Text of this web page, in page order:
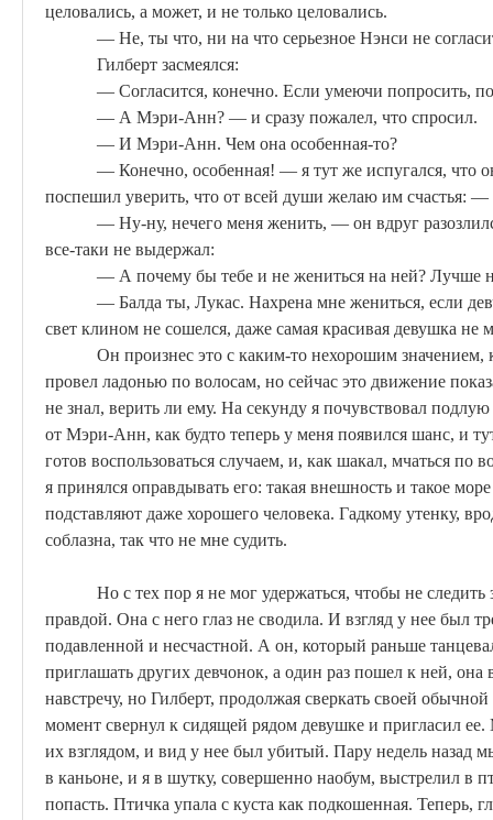
целовались, а может, и не только целовались.
— Не, ты что, ни на что серьезное Нэнси не
Гилберт засмеялся:
— Согласится, конечно. Если умеючи попросить,
— А Мэри-Анн? — и сразу пожалел, что спросил.
— И Мэри-Анн. Чем она особенная-то?
— Конечно, особенная! — я тут же испугался, что
поспешил уверить, что от всей души желаю им счастья:
— Ну-ну, нечего меня женить, — он вдруг
все-таки не выдержал:
— А почему бы тебе и не жениться на ней? Лучше
—Балда ты,Лукас.Нахрена мне жениться, если
свет клином не сошелся, даже самая красивая девушка не
Он произнес это с каким-то нехорошим
провел ладонью по волосам, но сейчас это движение
не знал, верить ли ему. На секунду я почувствовал
от Мэри-Анн, как будто теперь у меня появился шанс, и
готов воспользоваться случаем, и, как шакал, мчаться по
я принялся оправдывать его: такая внешность и такое
подставляют даже хорошего человека. Гадкому утенку,
соблазна, так что не мне судить.
Но с тех пор я не мог удержаться, чтобы не
правдой. Она с него глаз не сводила. И взгляд у нее был
подавленной и несчастной. А он, который раньше
приглашать других девчонок, а один раз пошел к ней, она
навстречу, но Гилберт, продолжая сверкать своей
момент свернул к сидящей рядом девушке и пригласил
их взглядом, и вид у нее был убитый. Пару недель назад
в каньоне, и я в шутку, совершенно наобум, выстрелил в
попасть. Птичка упала с куста как подкошенная. Теперь,